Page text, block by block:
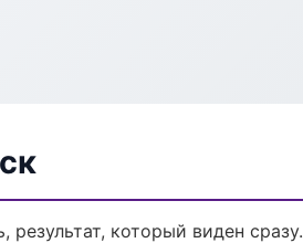
который виден сразу.